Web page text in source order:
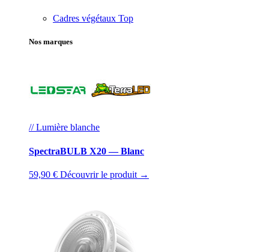
Cadres végétaux Top
Nos marques
// Lumière blanche
SpectraBULB X20 — Blanc
59,90 € Découvrir le produit →